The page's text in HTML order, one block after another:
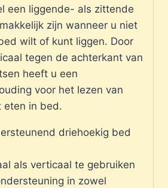
een liggende- als zittende
zijn wanneer u niet
wilt of kunt liggen. Door
tegen de achterkant van
heeft u een
voor het lezen van
eten in bed.
driehoekig bed
als verticaal te gebruiken
in zowel